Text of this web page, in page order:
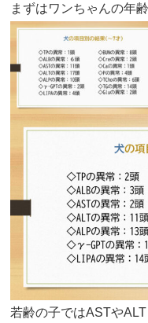
まずはワンちゃんの年
若齢の子ではASTや